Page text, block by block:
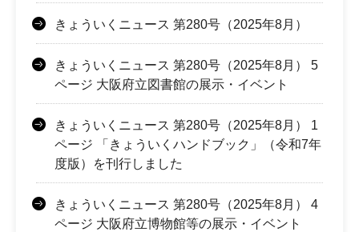
きょういくニュース 第280号（2025年8月）
きょういくニュース 第280号（2025年8月） 5
ページ 大阪府立図書館の展示・イベント
きょういくニュース 第280号（2025年8月） 1
ページ 「きょういくハンドブック」（令和7年
度版）を刊行しました
きょういくニュース 第280号（2025年8月） 4
ページ 大阪府立博物館等の展示・イベント